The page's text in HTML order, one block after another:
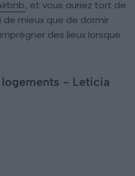
, et vous auriez tort de
de mieux que de dormir
des lieux lorsque
- Leticia